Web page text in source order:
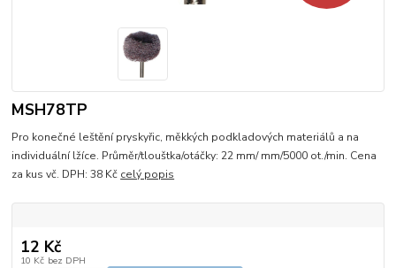
MSH78TP
Pro konečné leštění pryskyřic, měkkých podkladových materiálů a na
individuální lžíce. Průměr/tlouštka/otáčky: 22 mm/ mm/5000 ot./min. Cena
za kus vč. DPH: 38 Kč celý popis
12 Kč
10 Kč bez DPH